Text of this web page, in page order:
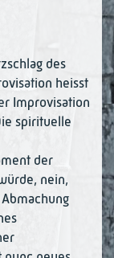
des
heisst
Improvisation
spirituelle
der
nein,